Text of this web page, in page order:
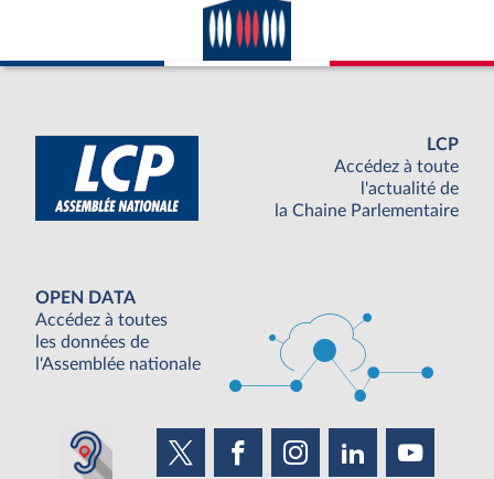
LCP
Accédez à toute
l'actualité de
la Chaine Parlementaire
OPEN DATA
Accédez à toutes
les données de
l'Assemblée nationale